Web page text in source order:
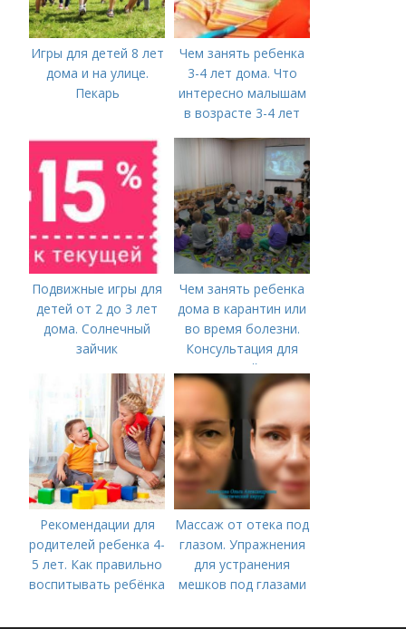
Игры для детей 8 лет
дома и на улице.
Пекарь
Чем занять ребенка
3-4 лет дома. Что
интересно малышам
в возрасте 3-4 лет
Подвижные игры для
детей от 2 до 3 лет
дома. Солнечный
зайчик
Чем занять ребенка
дома в карантин или
во время болезни.
Консультация для
родителей «Чем
занять ребенка в дни
болезни или
карантина?»
Рекомендации для
родителей ребенка 4-
5 лет. Как правильно
воспитывать ребёнка
Массаж от отека под
глазом. Упражнения
для устранения
мешков под глазами